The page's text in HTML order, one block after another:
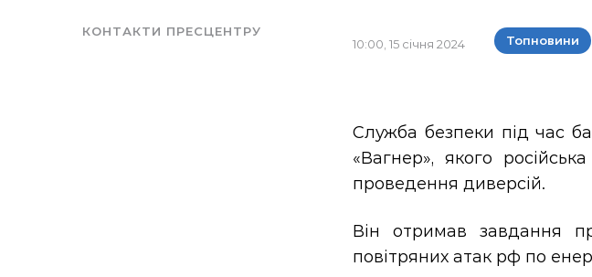
КОНТАКТИ ПРЕСЦЕНТРУ
10:00, 15 січня 2024 Топновини
Служба безпеки під час
«Вагнер», якого
проведення диверсій.
Він отримав завдання
повітряних атак рф по